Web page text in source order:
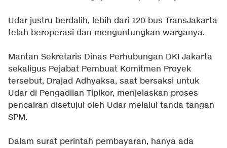
Udar justru berdalih, lebih dari 120 bus TransJakarta
telah beroperasi dan menguntungkan warganya.
Mantan Sekretaris Dinas Perhubungan DKI Jakarta
sekaligus Pejabat Pembuat Komitmen Proyek
tersebut, Drajad Adhyaksa, saat bersaksi untuk
Udar di Pengadilan Tipikor, menjelaskan proses
pencairan disetujui oleh Udar melalui tanda tangan
SPM.
Dalam surat perintah pembayaran, hanya ada